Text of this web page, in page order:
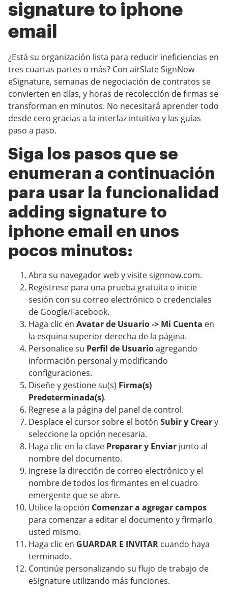
signature to iphone
email
¿Está su organización lista para reducir ineficiencias en
tres cuartas partes o más? Con airSlate SignNow
eSignature, semanas de negociación de contratos se
convierten en días, y horas de recolección de firmas se
transforman en minutos. No necesitará aprender todo
desde cero gracias a la interfaz intuitiva y las guías
paso a paso.
Siga los pasos que se
enumeran a continuación
para usar la funcionalidad
adding signature to
iphone email en unos
pocos minutos:
Abra su navegador web y visite signnow.com.
Regístrese para una prueba gratuita o inicie
sesión con su correo electrónico o credenciales
de Google/Facebook.
Haga clic en Avatar de Usuario -> Mi Cuenta en
la esquina superior derecha de la página.
Personalice su Perfil de Usuarioagregando
información personal y modificando
configuraciones.
Diseñe y gestione su(s) Firma(s)
Predeterminada(s).
Regrese a la página del panel de control.
Desplace el cursor sobre el botón Subir y Creary
seleccione la opción necesaria.
Haga clic en la clave Preparar y Enviar junto al
nombre del documento.
Ingrese la dirección de correo electrónico y el
nombre de todos los firmantes en el cuadro
emergente que se abre.
Utilice la opción Comenzar a agregar campos
para comenzar a editar el documento y firmarlo
usted mismo.
Haga clic en GUARDAR E INVITAR cuando haya
terminado.
Continúe personalizando su flujo de trabajo de
eSignature utilizando más funciones.